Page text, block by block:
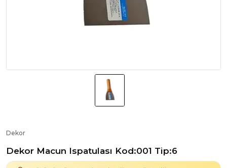
Dekor
Dekor Macun Ispatulası Kod:001 Tip:6